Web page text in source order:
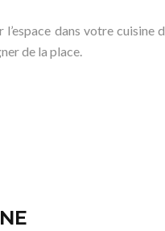
dans votre cuisine
de la place.